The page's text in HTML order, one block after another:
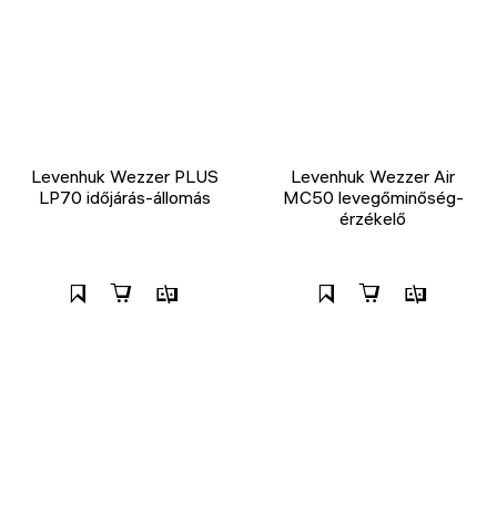
Levenhuk Wezzer PLUS
LP70 időjárás-állomás
Levenhuk Wezzer Air
MC50 levegőminőség-
érzékelő